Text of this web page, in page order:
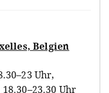
Belgien
Uhr,
Uhr